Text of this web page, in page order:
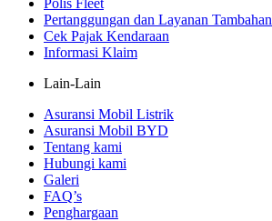
Polis Fleet
Pertanggungan dan Layanan Tambahan
Cek Pajak Kendaraan
Informasi Klaim
Lain-Lain
Asuransi Mobil Listrik
Asuransi Mobil BYD
Tentang kami
Hubungi kami
Galeri
FAQ’s
Penghargaan